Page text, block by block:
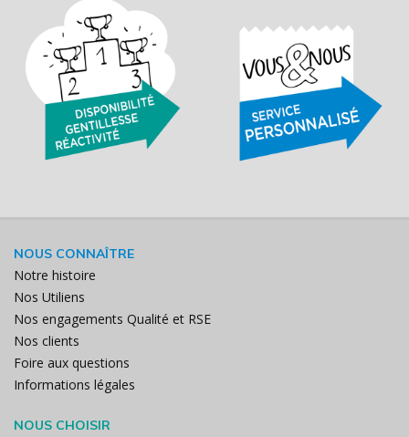
NOUS CONNAÎTRE
Notre histoire
Nos Utiliens
Nos engagements Qualité et RSE
Nos clients
Foire aux questions
Informations légales
NOUS CHOISIR